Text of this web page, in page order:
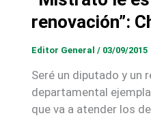
renovación”:
Editor General / 03/09/2015
Seré un diputado y un
departamental
que va a atender los